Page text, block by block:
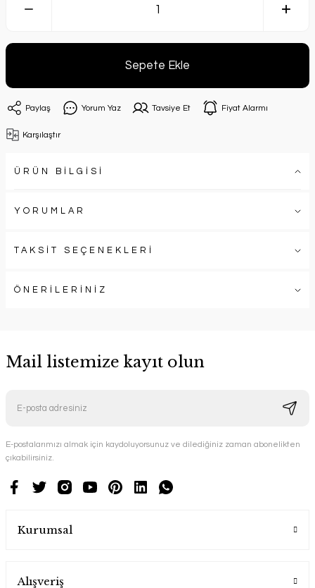
Sepete Ekle
Paylaş Yorum Yaz Tavsiye Et Fiyat Alarmı
Karşılaştır
ÜRÜN BİLGİSİ
YORUMLAR
TAKSİT SEÇENEKLERİ
ÖNERİLERİNİZ
Mail listemize kayıt olun
E-postalarımızı almak için kaydoluyorsunuz ve dilediğiniz zaman abonelikten
çıkabilirsiniz.
Kurumsal
Alışveriş